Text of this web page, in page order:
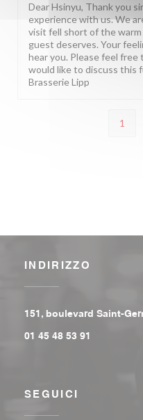
Dear Hsinyu, Thank you
experience with us. We
visit fell short of the
guest deserves. Your
hear you. Please feel
would like to discuss this
Brasserie Lipp
1
INDIRIZZO
151, boulevard Saint-
01 45 48 53 91
SEGUICI